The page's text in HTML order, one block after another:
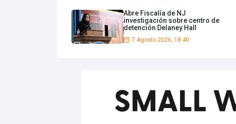
Abre Fiscalía de NJ
investigación sobre centro de
detención Delaney Hall
7 Agosto 2026, 18:40